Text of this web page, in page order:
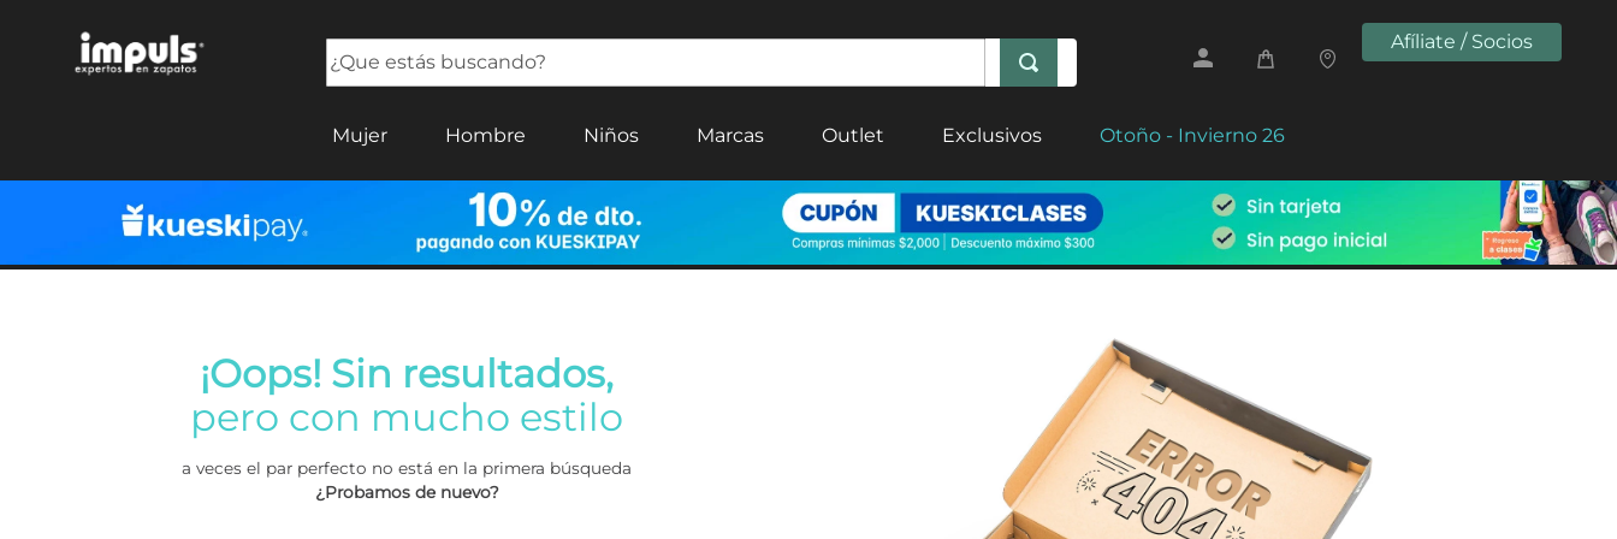
Afíliate / Socios
Mujer Hombre Niños Marcas Outlet Exclusivos Otoño - Invierno 26
¡Oops! Sin resultados,
pero con mucho estilo
a veces el par perfecto no está en la primera búsqueda
¿Probamos de nuevo?
sandalias mujer